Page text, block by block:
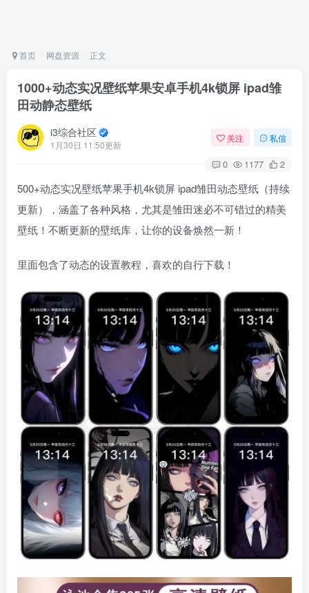
首页 网盘资源 正文
1000+动态实况壁纸苹果安卓手机4k锁屏 ipad雏
田动静态壁纸
i3综合社区
1月30日 11:50更新
关注 私信
0 1177 2
500+动态实况壁纸苹果手机4k锁屏 ipad雏田动态壁纸（持续
更新），涵盖了各种风格，尤其是雏田迷必不可错过的精美
壁纸！不断更新的壁纸库，让你的设备焕然一新！
里面包含了动态的设置教程，喜欢的自行下载！